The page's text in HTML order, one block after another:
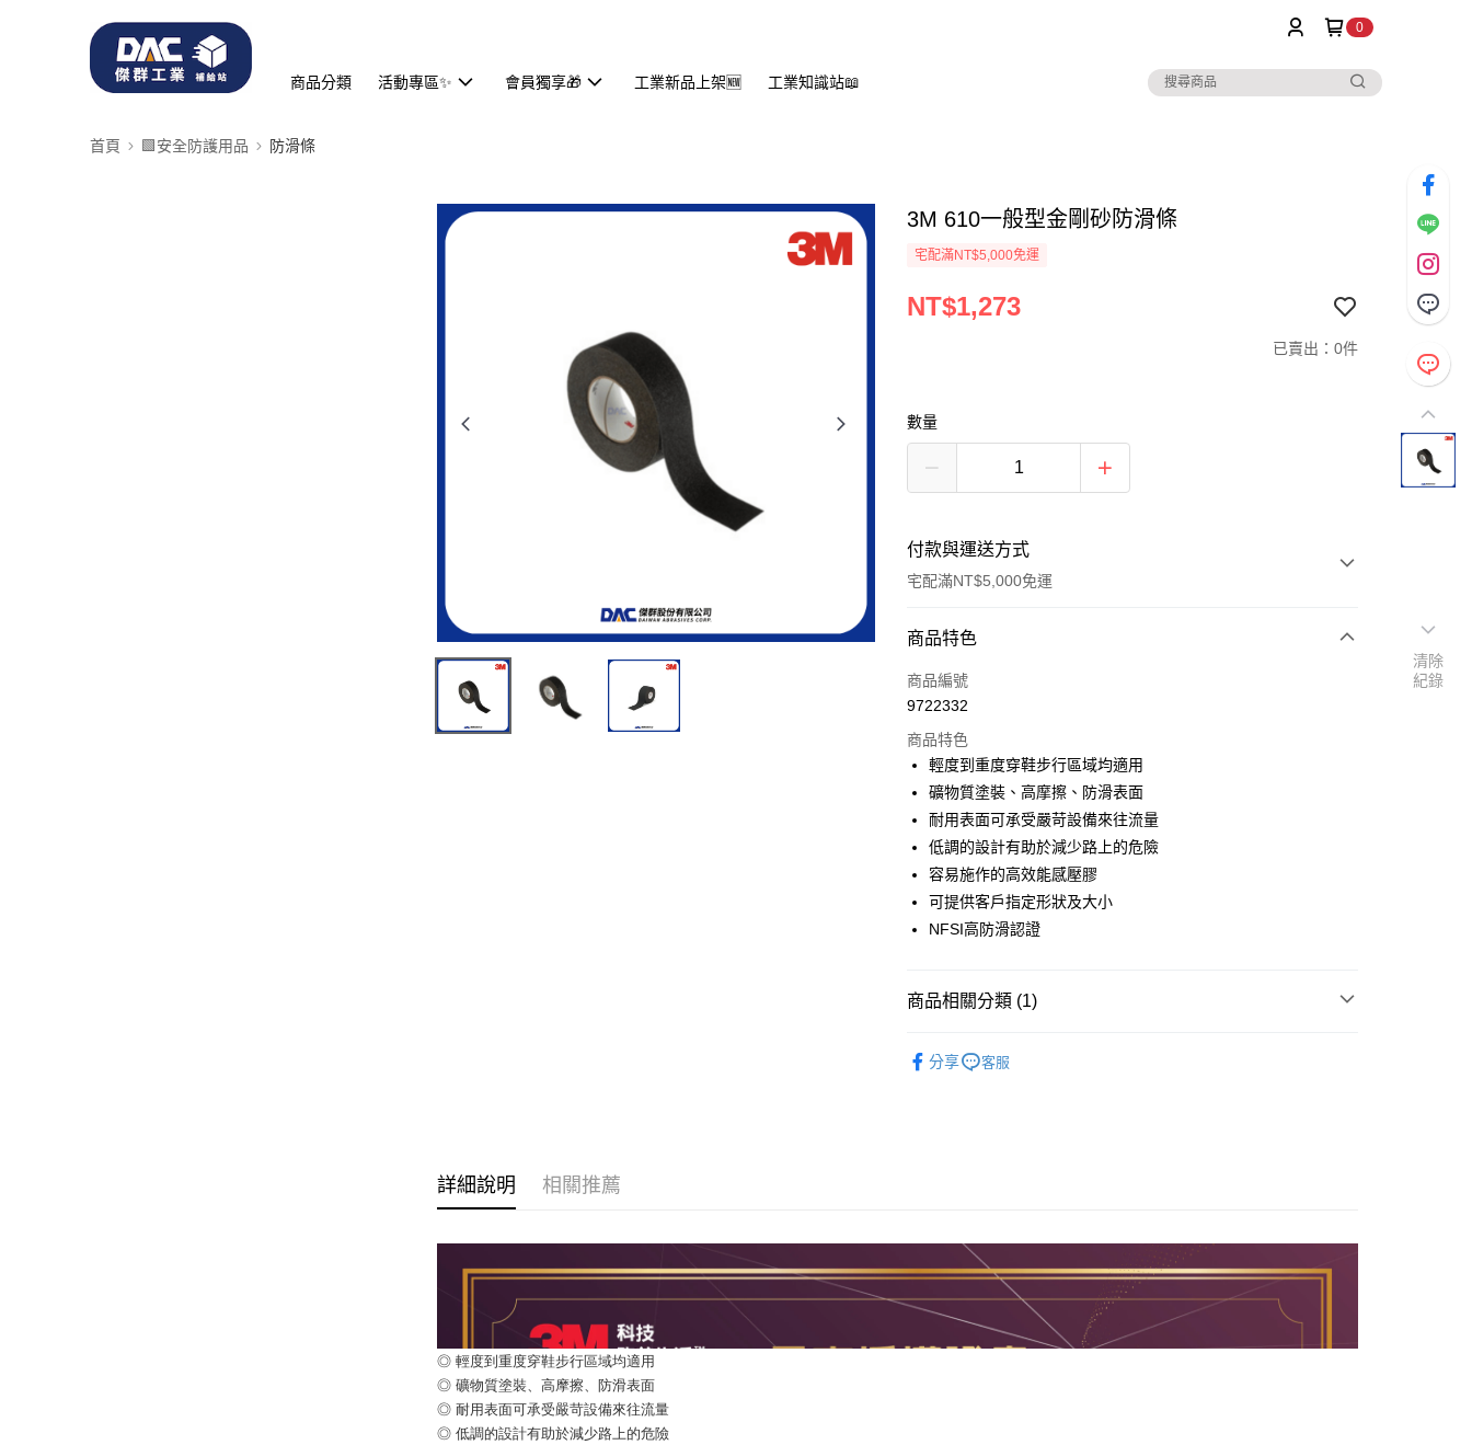
0
商品分類 活動專區✨ 會員獨享🎁 工業新品上架🆕 工業知識站📖
首頁 🟩安全防護用品 防滑條
3M 610一般型金剛砂防滑條
宅配滿NT$5,000免運
NT$1,273
已賣出：0件
數量
付款與運送方式
宅配滿NT$5,000免運
付款方式
信用卡一次付款
LINE Pay
Apple Pay
街口支付
運送方式
每筆NT$60
每筆NT$200，滿NT$5,000(含以上)免運費
商品特色
商品編號
9722332
商品特色
輕度到重度穿鞋步行區域均適用
礦物質塗裝、高摩擦、防滑表面
耐用表面可承受嚴苛設備來往流量
低調的設計有助於減少路上的危險
容易施作的高效能感壓膠
可提供客戶指定形狀及大小
NFSI高防滑認證
商品相關分類 (1)
分享
客服
詳細說明 相關推薦
◎ 輕度到重度穿鞋步行區域均適用
◎ 礦物質塗裝、高摩擦、防滑表面
◎ 耐用表面可承受嚴苛設備來往流量
◎ 低調的設計有助於減少路上的危險
清除
紀錄